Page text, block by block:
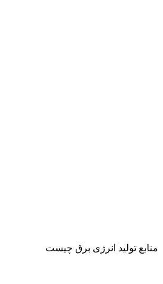
منابع تولید انرژی برق چیست